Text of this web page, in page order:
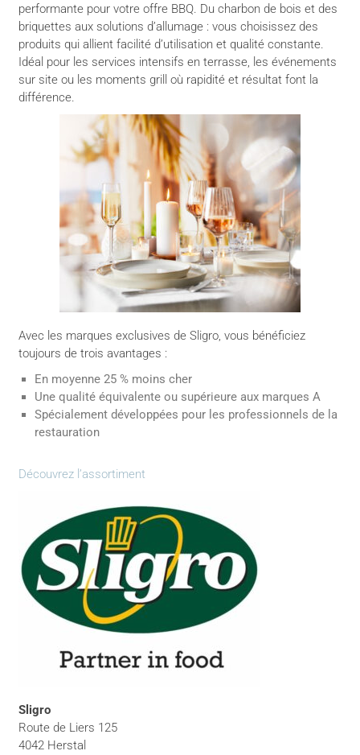
performante pour votre offre BBQ. Du charbon de bois et des
briquettes aux solutions d’allumage : vous choisissez des
produits qui allient facilité d’utilisation et qualité constante.
Idéal pour les services intensifs en terrasse, les événements
sur site ou les moments grill où rapidité et résultat font la
différence.
Avec les marques exclusives de Sligro, vous bénéficiez
toujours de trois avantages :
En moyenne 25 % moins cher
Une qualité équivalente ou supérieure aux marques A
Spécialement développées pour les professionnels de la
restauration
Découvrez l’assortiment
Sligro
Route de Liers 125
4042 Herstal